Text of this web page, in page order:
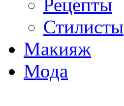
Рецепты
Стилисты
Макияж
Мода